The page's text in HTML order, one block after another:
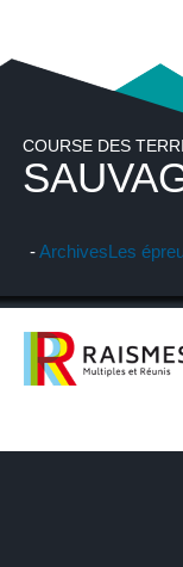
COURSE DES
-ArchivesLes